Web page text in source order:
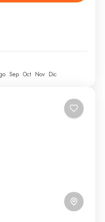
Sep Oct Nov Dic